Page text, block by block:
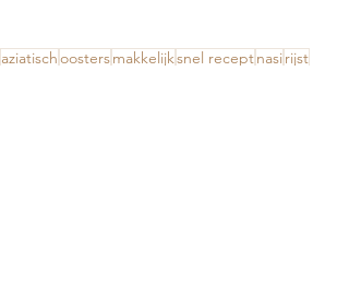
aziatischoostersmakkelijksnel receptnasirijst